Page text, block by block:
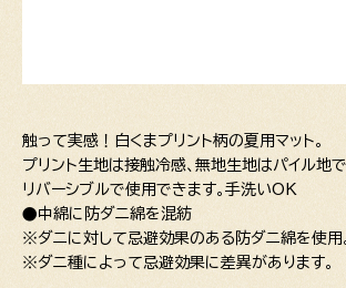
触って実感！白くまプリント柄の夏用マット。
プリント生地は接触冷感、無地生地はパイル地で
リバーシブルで使用できます。手洗いOK
●中綿に防ダニ綿を混紡
※ダニに対して忌避効果のある防ダニ綿を使用
※ダニ種によって忌避効果に差異があります。